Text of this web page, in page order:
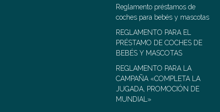
Reglamento préstamos de
coches para bebés y mascotas
REGLAMENTO PARA EL
PRÉSTAMO DE COCHES DE
BEBÉS Y MASCOTAS
REGLAMENTO PARA LA
CAMPAÑA «COMPLETA LA
JUGADA, PROMOCIÓN DE
MUNDIAL»